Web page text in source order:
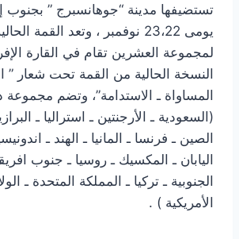
تستضيفها مدينة “جوهانسبرج ” بجنوب
يومى 23،22 نوفمبر ، وتعد القمة
لمجموعة العشرين تقام في القارة
النسخة الحالية من القمة تحت شعار ”
المساواة ـ الاستدامة”، وتضم
(السعودية ـ الأرجنتين ـ استراليا ـ
الصين ـ فرنسا ـ المانيا ـ الهند ـ
اليابان ـ المكسيك ـ روسيا ـ جنوب
الجنوبية ـ تركيا ـ المملكة المتحدة ـ
الأمريكية ) .